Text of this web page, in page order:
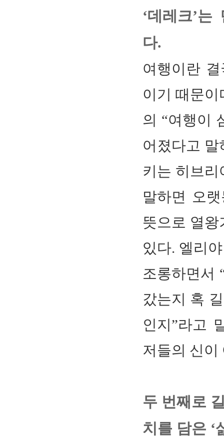
‘데레크’
다.
여행이란
이기 때문
의 “여행이
어졌다고 말
키는 히브리
말하면 오
뜻으로 열왕
있다. 엘리
조롱하면서
갔는지 혹
인지”라고
저들의 신이
두 번째로
치를 담은 ‘